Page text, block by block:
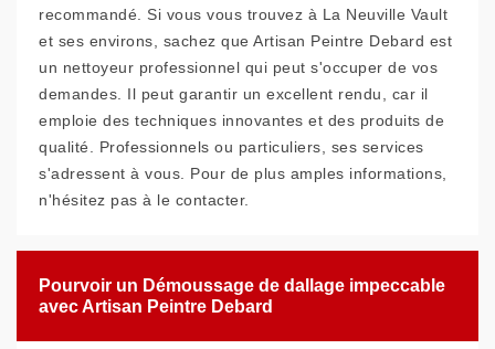
recommandé. Si vous vous trouvez à La Neuville Vault
et ses environs, sachez que Artisan Peintre Debard est
un nettoyeur professionnel qui peut s'occuper de vos
demandes. Il peut garantir un excellent rendu, car il
emploie des techniques innovantes et des produits de
qualité. Professionnels ou particuliers, ses services
s'adressent à vous. Pour de plus amples informations,
n'hésitez pas à le contacter.
Pourvoir un Démoussage de dallage impeccable
avec Artisan Peintre Debard